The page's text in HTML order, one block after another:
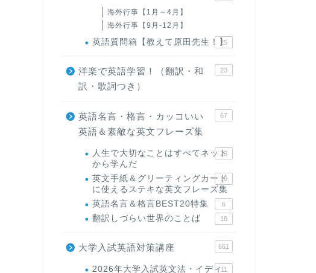
海外行事【1月～4月】
海外行事【9月-12月】
英語質問箱【教えて原田先生！】
25
洋楽で英語学習！（翻訳・和
訳・歌詞つき）
23
英語名言・格言・カッコいい
英語＆素敵な英文フレーズ集
67
人生で大切なことはすべてネット
から学んだ
23
英文手紙＆グリーティングカード
に使えるステキな英文フレーズ集
19
英語名言＆格言BEST20特集 6
翻訳しづらい世界のことば 18
大学入試英語対策講座 661
2026年大学入試英文法・イディ11